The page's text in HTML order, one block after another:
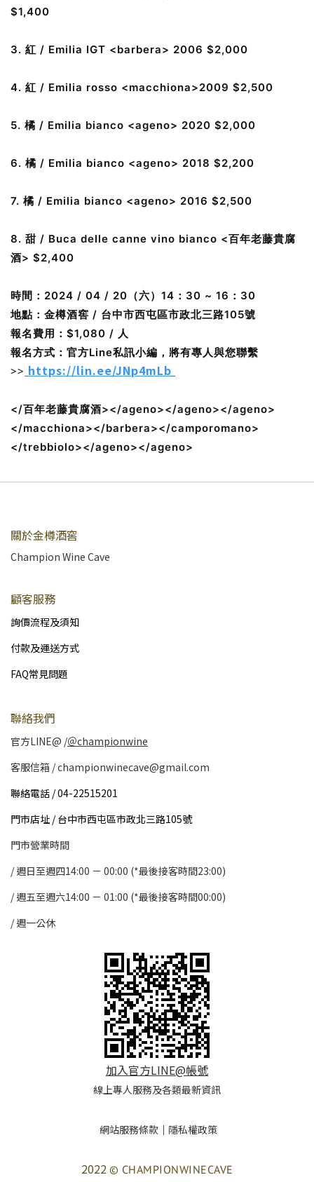
$1,400
3. 紅 / Emilia IGT <barbera> 2006 $2,000
4. 紅 / Emilia rosso <macchiona>2009 $2,500
5. 橘 / Emilia bianco <ageno> 2020 $2,000
6. 橘 / Emilia bianco <ageno> 2018 $2,200
7. 橘 / Emilia bianco <ageno> 2016 $2,500
8. 甜 / Buca delle canne vino bianco <百年老藤貴腐
酒> $2,400
時間：2024 / 04 / 20（六）14：30 ~ 16：30
地點：金樽酒窖 / 台中市西屯區市政北三路105號
報名費用：$1,080 / 人
報名方式：官方Line私訊小編，將有專人與您聯繫
>> https://lin.ee/JNp4mLb
</百年老藤貴腐酒></ageno></ageno></ageno>
</macchiona></barbera></camporomano>
</trebbiolo></ageno></ageno>
關於金樽酒窖
Champion Wine Cave
顧客服務
詢價流程及須知
付款及運送方式
FAQ常見問題
聯絡我們
官方LINE@ /＠championwine
客服信箱 / championwinecave@gmail.com
聯絡電話 / 04-22515201
門市店址 / 台中市西屯區市政北三路105號
門市營業時間
/ 週日至週四14:00 － 00:00 (*最後接客時間23:00)
/週五至週六14:00 － 01:00 (*最後接客時間00:00)
/週一公休
加入官方LINE@帳號
線上專人服務及各類最新資訊
網站服務條款 ｜ 隱私權政策
2022 © CHAMPIONWINECAVE